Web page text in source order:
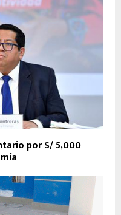
por S/ 5,000